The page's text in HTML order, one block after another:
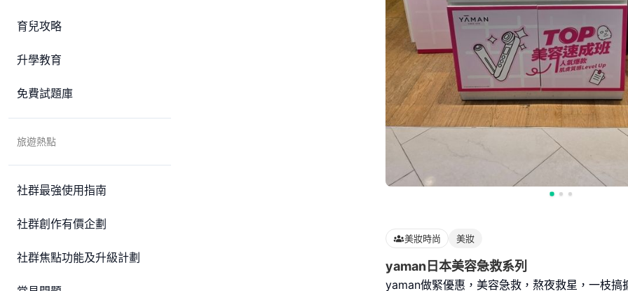
育兒攻略
升學教育
免費試題庫
旅遊熱點
社群最強使用指南
社群創作有價企劃
社群焦點功能及升級計劃
美妝時尚 美妝
yaman日本美容急救系列
yaman做緊優惠，美容急救，熬夜救星，一枝搞